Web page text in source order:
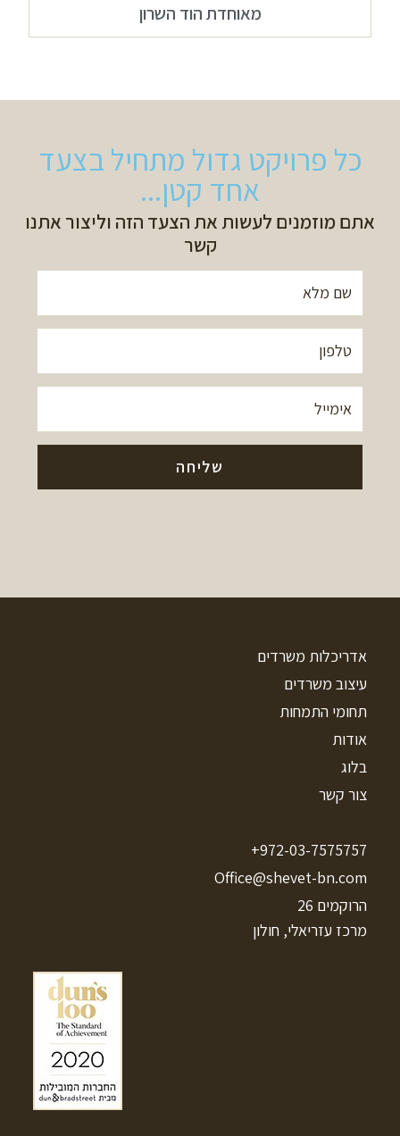
מאוחדת הוד השרון
כל פרויקט גדול מתחיל בצעד
אחד קטן...
אתם מוזמנים לעשות את הצעד הזה וליצור אתנו
קשר
אדריכלות משרדים
עיצוב משרדים
תחומי התמחות
אודות
בלוג
צור קשר
972-03-7575757+
Office@shevet-bn.com
הרוקמים 26
מרכז עזריאלי, חולון